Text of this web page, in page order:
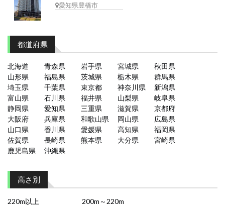
愛知県豊橋市
都道府県
北海道 青森県 岩手県 宮城県
秋田県
山形県
福島県 茨城県 栃木県
群馬県
埼玉県
千葉県 東京都 神奈川県
新潟県
富山県
石川県 福井県 山梨県
岐阜県
静岡県
愛知県 三重県 滋賀県
京都府
大阪府
兵庫県 和歌山県 岡山県
広島県
山口県
香川県 愛媛県 高知県
福岡県
佐賀県
長崎県 熊本県 大分県
宮崎県
鹿児島県
沖縄県
高さ別
220m以上
200m～220m